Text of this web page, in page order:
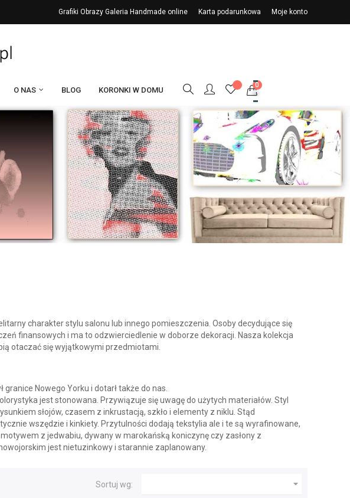
Grafiki Obrazy Galeria Handmade online Karta podarunkowa Moje konto
O NAS BLOG KORONKI W DOMU
0
charakter stylu salonu lub innego pomieszczenia. Osoby decydujące się
finansowych i ma to odzwierciedlenie w doborze dekoracji. Nasza kolekcja
otaczać się wyjątkowymi przedmiotami.
Nowego Yorku i dotarł także do nas.
jest stonowana. Przywiązuje się uwagę do użytych materiałów. Styl
słojów, czasem z inkrustacją, szkło i elementy z niklu. Stąd
wszędzie i kinkiety. Przytulności dodają tekstylia ale i te są wyrafinowane,
z jedwabiu, dywany w marokańską koniczynę czy zasłony z
jest nietuzinkowy i starannie zaplanowany.
Sortuj wg: 